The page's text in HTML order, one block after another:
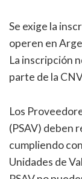
Se exige la
operen en
La inscripción
parte de la
Los
(PSAV) deben
cumpliendo
Unidades de